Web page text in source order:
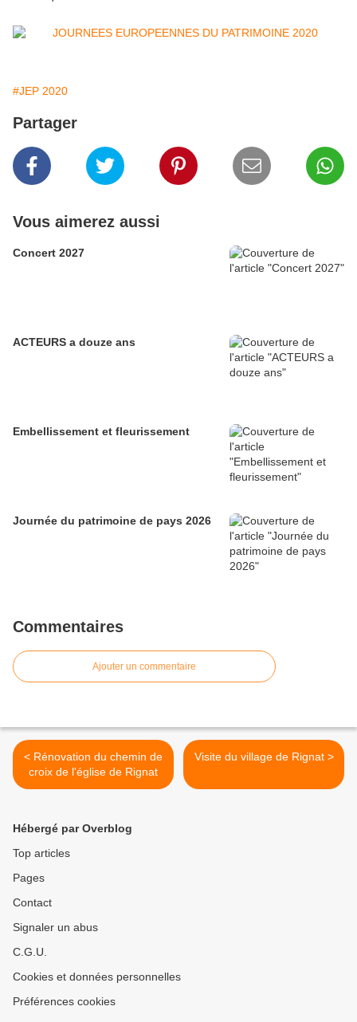
#JEP 2020
Partager
Vous aimerez aussi
Concert 2027
ACTEURS a douze ans
Embellissement et fleurissement
Journée du patrimoine de pays 2026
Commentaires
Ajouter un commentaire
< Rénovation du chemin de
croix de l'église de Rignat
Visite du village de Rignat >
Hébergé par Overblog
Top articles
Pages
Contact
Signaler un abus
C.G.U.
Cookies et données personnelles
Préférences cookies